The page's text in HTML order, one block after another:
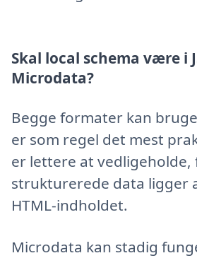
Skal local schema være i
Microdata?
Begge formater kan
er som regel det mest
er lettere at vedligeholde,
strukturerede data ligger
HTML-indholdet.
Microdata kan stadig